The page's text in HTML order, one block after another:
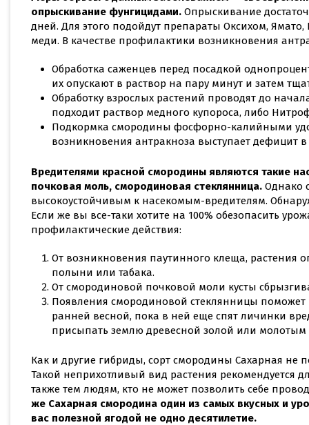
опрыскивание фунгицидами. Опрыскивание
дней. Для этого подойдут препараты Оксихом,
меди. В качестве профилактики возникновения
Обработка саженцев перед посадкой
их опускают в раствор на пару минут и затем
Обработку взрослых растений проводят до
подходит раствор медного купороса, либо
Подкормка смородины фосфорно-калийными
возникновения антракноза выступает дефицит
Вредителями красной смородины являются такие
почковая моль, смородиновая стеклянница. Однако
высокоустойчивым к насекомым-вредителям.
Если же вы все-таки хотите на 100% обезопасить
профилактические действия:
От возникновения паутинного клеща, растения
полыни или табака.
От смородиновой почковой моли кусты
Появления смородиновой стеклянницы
ранней весной, пока в ней еще спят личинки
присыпать землю древесной золой или молотым
Как и другие гибриды, сорт смородины Сахарная не
Такой неприхотливый вид растения рекомендуется
также тем людям, кто не может позволить себе
же Сахарная смородина один из самых вкусных и
вас полезной ягодой не одно десятилетие.